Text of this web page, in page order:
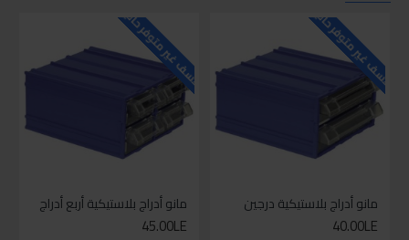
للاسف غير متوفر حاليا
مانو أدراج بلاستيكية درجين
40.00LE
للاسف غير متوفر حاليا
مانو أدراج بلاستيكية أربع أدراج
45.00LE